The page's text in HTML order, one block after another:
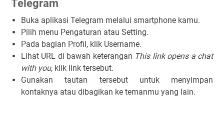
Telegram
Buka aplikasi Telegram melalui smartphone kamu.
Pilih menu Pengaturan atau Setting.
Pada bagian Profil , klik Username.
Lihat URL di bawah keterangan This link opens a chat
with you, klik link tersebut.
Gunakan tautan tersebut untuk menyimpan
kontaknya atau dibagikan ke temanmu yang lain.